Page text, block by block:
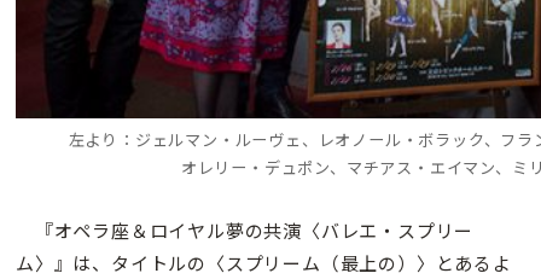
左より：ジェルマン・ルーヴェ、レオノール・ボラック、フ
オレリー・デュポン、マチアス・エイマン、ミ
『オペラ座＆ロイヤル夢の共演〈バレエ・スプリー
ム〉』は、タイトルの〈スプリーム（最上の）〉とあるよ